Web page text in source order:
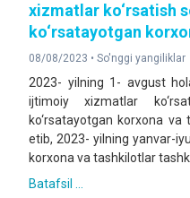
xizmatlar ko‘rsatish
ko‘rsatayotgan
08/08/2023 • So'nggi yangiliklar
2023- yilning 1- avgust
ijtimoiy xizmatlar
ko‘rsatayotgan korxona va
etib, 2023- yilning yanvar-
korxona va tashkilotlar
Batafsil ...